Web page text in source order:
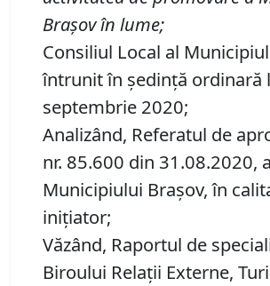
Brașov în lume;
Consiliul Local al
întrunit în ședință ordinară
septembrie 2020;
Analizând, Referatul de
nr. 85.600 din 31.08.2020,
Municipiului Braşov, în
iniţiator;
Văzând, Raportul de
Biroului Relații Externe,